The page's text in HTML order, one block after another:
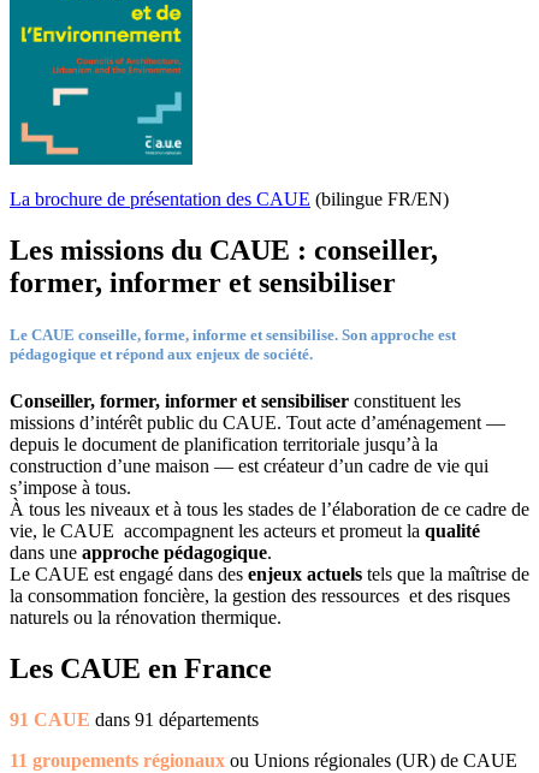
La brochure de présentation des CAUE (bilingue FR/EN)
Les missions du CAUE : conseiller,
former, informer et sensibiliser
Le CAUE conseille, forme, informe et sensibilise. Son approche est
pédagogique et répond aux enjeux de société.
Conseiller, former, informer et sensibiliser constituent les
missions d’intérêt public du CAUE. Tout acte d’aménagement —
depuis le document de planification territoriale jusqu’à la
construction d’une maison — est créateur d’un cadre de vie qui
s’impose à tous.
À tous les niveaux et à tous les stades de l’élaboration de ce cadre de
vie, le CAUE accompagnent les acteurs et promeut la qualité
dans une approche pédagogique.
Le CAUE est engagé dans des enjeux actuels tels que la maîtrise de
la consommation foncière, la gestion des ressources et des risques
naturels ou la rénovation thermique.
Les CAUE en France
91 CAUE dans 91 départements
11 groupements régionaux ou Unions régionales (UR) de CAUE